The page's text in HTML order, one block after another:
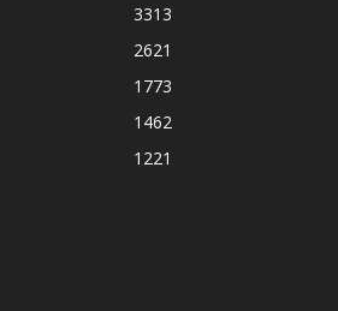
3313
2621
1773
1462
1221